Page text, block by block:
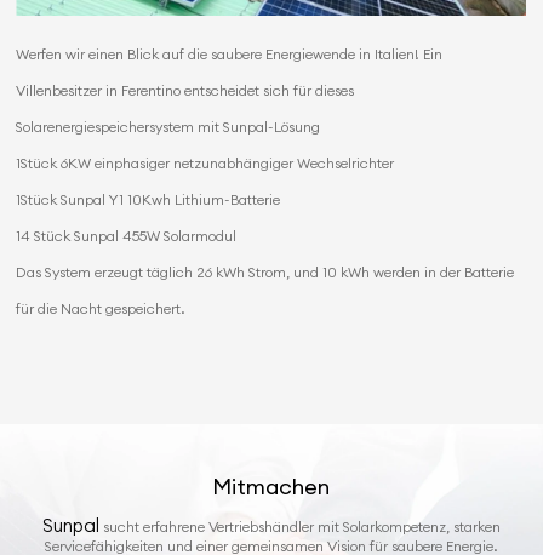
Werfen wir einen Blick auf die saubere Energiewende in Italien! Ein
Villenbesitzer in Ferentino entscheidet sich für dieses
Solarenergiespeichersystem mit Sunpal-Lösung
1Stück 6KW einphasiger netzunabhängiger Wechselrichter
1Stück Sunpal Y1 10Kwh Lithium-Batterie
14 Stück Sunpal 455W Solarmodul
Das System erzeugt täglich 26 kWh Strom, und 10 kWh werden in der Batterie
für die Nacht gespeichert.
Mitmachen
Sunpal sucht erfahrene Vertriebshändler mit Solarkompetenz, starken
Servicefähigkeiten und einer gemeinsamen Vision für saubere Energie.